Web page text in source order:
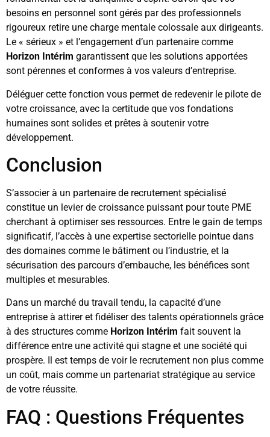
besoins en personnel sont gérés par des professionnels
rigoureux retire une charge mentale colossale aux dirigeants.
Le « sérieux » et l’engagement d’un partenaire comme
Horizon Intérim garantissent que les solutions apportées
sont pérennes et conformes à vos valeurs d’entreprise.
Déléguer cette fonction vous permet de redevenir le pilote de
votre croissance, avec la certitude que vos fondations
humaines sont solides et prêtes à soutenir votre
développement.
Conclusion
S’associer à un partenaire de recrutement spécialisé
constitue un levier de croissance puissant pour toute PME
cherchant à optimiser ses ressources. Entre le gain de temps
significatif, l’accès à une expertise sectorielle pointue dans
des domaines comme le bâtiment ou l’industrie, et la
sécurisation des parcours d’embauche, les bénéfices sont
multiples et mesurables.
Dans un marché du travail tendu, la capacité d’une
entreprise à attirer et fidéliser des talents opérationnels grâce
à des structures comme Horizon Intérim fait souvent la
différence entre une activité qui stagne et une société qui
prospère. Il est temps de voir le recrutement non plus comme
un coût, mais comme un partenariat stratégique au service
de votre réussite.
FAQ : Questions Fréquentes